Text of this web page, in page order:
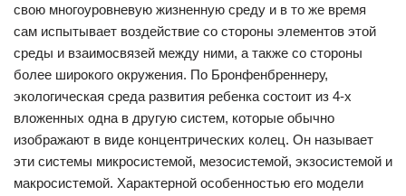
свою многоуровневую жизненную среду и в то же время
сам испытывает воздействие со стороны элементов этой
среды и взаимосвязей между ними, а также со стороны
более широкого окружения. По Бронфенбреннеру,
экологическая среда развития ребенка состоит из 4-х
вложенных одна в другую систем, которые обычно
изображают в виде концентрических колец. Он называет
эти системы микросистемой, мезосистемой, экзосистемой и
макросистемой. Характерной особенностью его модели